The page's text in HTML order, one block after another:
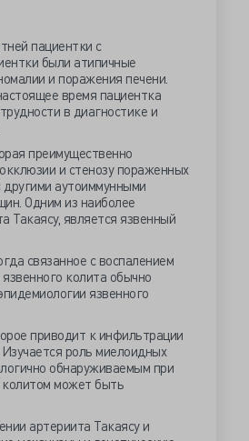
пациентки с
были атипичные
и поражения печени.
время пациентка
в диагностике и
преимущественно
и стенозу пораженных
другими аутоиммунными
Одним из наиболее
Такаясу, является язвенный
связанное с воспалением
колита обычно
язвенного
приводит к инфильтрации
роль миелоидных
обнаруживаемым при
колитом может быть
артериита Такаясу и